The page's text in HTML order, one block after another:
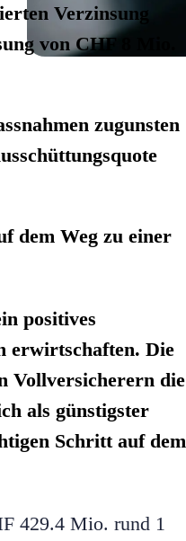
Verzinsung
von CHF 8 Mio.
zugunsten
dem Weg zu einer
positives
erwirtschaften. Die
Vollversicherern die
als günstigster
Schritt auf dem
429.4 Mio. rund 1